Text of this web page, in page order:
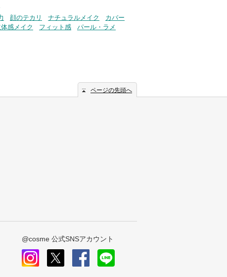
顔のテカリ ナチュラルメイク
カバー
体感メイク フィット感
パール・ラメ
ページの先頭へ
@cosme 公式SNSアカウント